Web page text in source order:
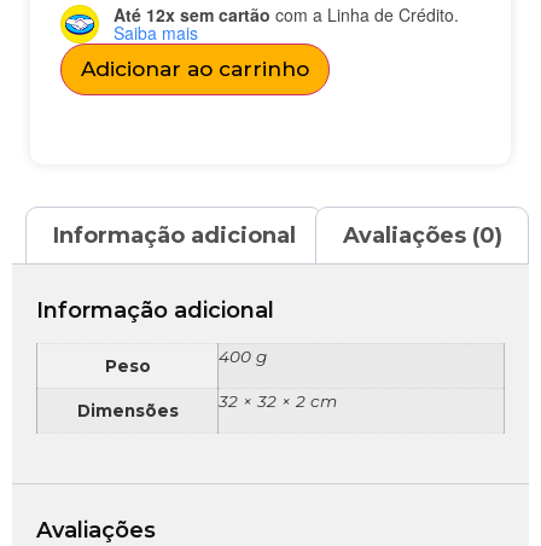
Até 12x sem cartão com a Linha de Crédito.
Saiba mais
Adicionar ao carrinho
Informação adicional Avaliações (0)
Informação adicional
Peso 400 g
Dimensões 32 × 32 × 2 cm
Avaliações